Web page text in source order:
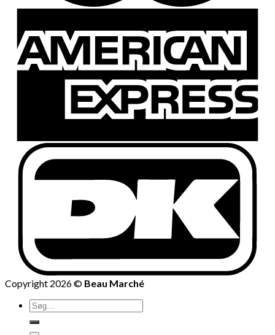
Copyright 2026 © Beau Marché
Søg
efter: